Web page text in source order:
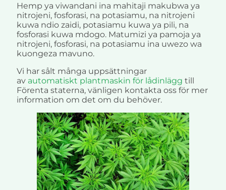
Hemp ya viwandani ina mahitaji makubwa ya
nitrojeni, fosforasi, na potasiamu, na nitrojeni
kuwa ndio zaidi, potasiamu kuwa ya pili, na
fosforasi kuwa mdogo. Matumizi ya pamoja ya
nitrojeni, fosforasi, na potasiamu ina uwezo wa
kuongeza mavuno.
Vi har sålt många uppsättningar
av automatiskt plantmaskin för lådinlägg till
Förenta staterna, vänligen kontakta oss för mer
information om det om du behöver.